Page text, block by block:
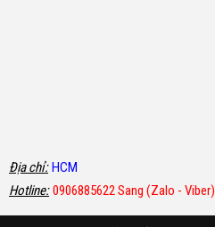
Địa chỉ: HCM
Hotline: 0906885622 Sang (Zalo - Viber)